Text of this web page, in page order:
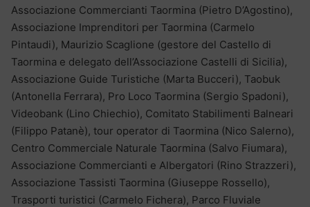
Associazione Commercianti Taormina (Pietro D’Agostino),
Associazione Imprenditori per Taormina (Carmelo
Pintaudi), Maurizio Scaglione (gestore del Castello di
Taormina e delegato dell’Associazione Castelli di Sicilia),
Associazione Guide Turistiche (Marta Bucceri), Taobuk
(Antonella Ferrara), Pro Loco Taormina (Sergio Spadoni),
Videobank (Lino Chiechio), Comitato Stabilimenti Balneari
(Filippo Patanè), tour operator di Taormina (Nico Salerno),
Centro Commerciale Naturale Taormina (Salvo Fiumara),
Associazione Commercianti e Albergatori (Rino Strazzeri),
Associazione Tassisti Taormina (Giuseppe Rossello),
Trasporti turistici (Carmelo Fichera), Parco Fluviale